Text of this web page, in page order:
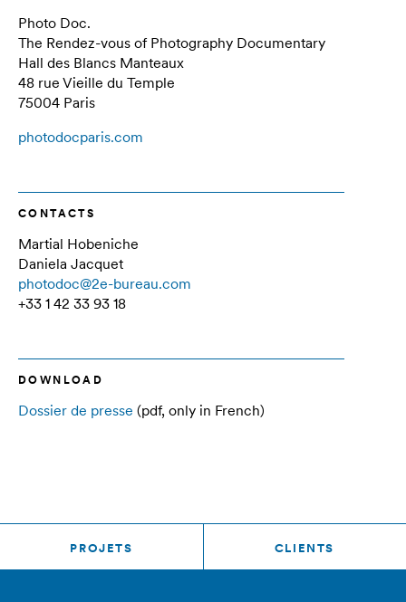
Photo Doc.
The Rendez-vous of Photography Documentary
Hall des Blancs Manteaux
48 rue Vieille du Temple
75004 Paris
photodocparis.com
CONTACTS
Martial Hobeniche
Daniela Jacquet
photodoc@2e-bureau.com
+33 1 42 33 93 18
DOWNLOAD
Dossier de presse (pdf, only in French)
PROJETS CLIENTS